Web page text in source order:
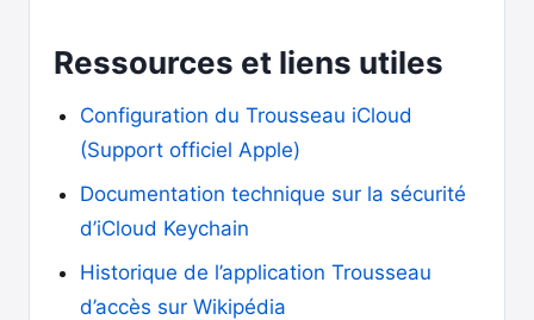
Ressources et liens utiles
Configuration du Trousseau iCloud
(Support officiel Apple)
Documentation technique sur la sécurité
d’iCloud Keychain
Historique de l’application Trousseau
d’accès sur Wikipédia